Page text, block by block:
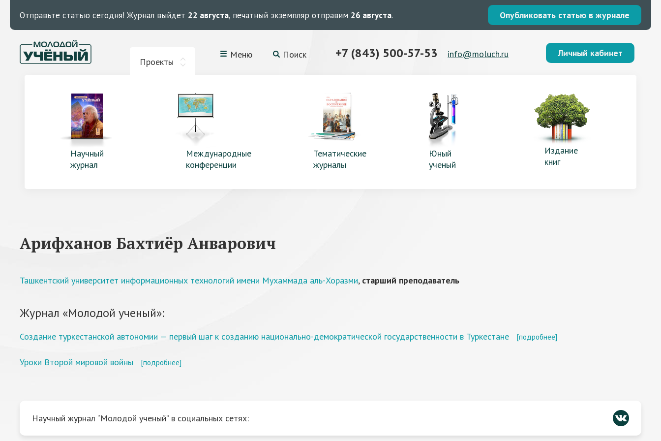
Отправьте статью сегодня! Журнал выйдет 22 августа, печатный экземпляр отправим 26 августа. Опубликовать статью в журнале
Проекты
Меню Поиск +7 (843) 500-57-53 info@moluch.ru Личный кабинет
Научный
журнал
Международные
конференции
Тематические
журналы
Юный
ученый
Издание
книг
Арифханов Бахтиёр Анварович
Ташкентский университет информационных технологий имени Мухаммада аль-Хоразми, старший преподаватель
Журнал «Молодой ученый»:
Создание туркестанской автономии — первый шаг к созданию национально-демократической государственности в Туркестане [подробнее]
Уроки Второй мировой войны [подробнее]
Научный журнал “Молодой ученый” в социальных сетях: